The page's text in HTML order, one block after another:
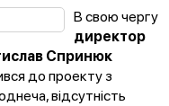
В свою чергу
директор
Спринюк
до проекту з
відсутність